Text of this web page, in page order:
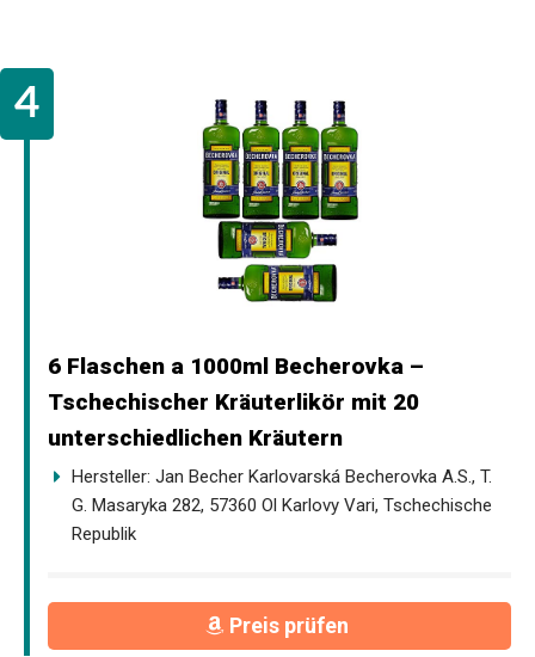
6 Flaschen a 1000ml Becherovka –
Tschechischer Kräuterlikör mit 20
unterschiedlichen Kräutern
Hersteller: Jan Becher Karlovarská Becherovka A.S., T.
G. Masaryka 282, 57360 Ol Karlovy Vari, Tschechische
Republik
Preis prüfen